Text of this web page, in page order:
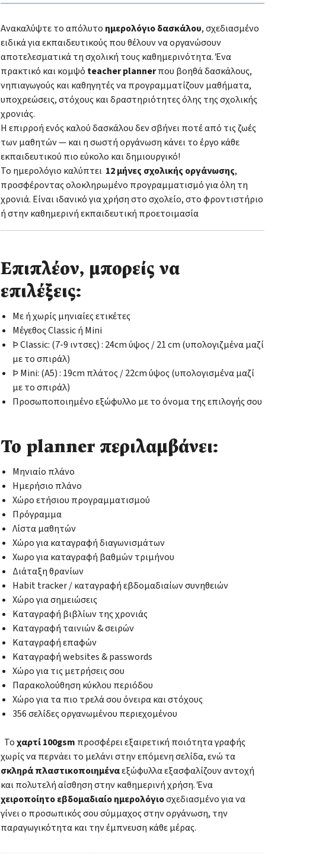
Ανακαλύψτε το απόλυτο ημερολόγιο δασκάλου, σχεδιασμένο
ειδικά για εκπαιδευτικούς που θέλουν να οργανώσουν
αποτελεσματικά τη σχολική τους καθημερινότητα. Ένα
πρακτικό και κομψό teacher plannerπου βοηθά δασκάλους,
νηπιαγωγούς και καθηγητές να προγραμματίζουν μαθήματα,
υποχρεώσεις, στόχους και δραστηριότητες όλης της σχολικής
χρονιάς.
Η επιρροή ενός καλού δασκάλου δεν σβήνει ποτέ από τις ζωές
των μαθητών — και η σωστή οργάνωση κάνει το έργο κάθε
εκπαιδευτικού πιο εύκολο και δημιουργικό!
Το ημερολόγιο καλύπτει 12 μήνες σχολικής οργάνωσης,
προσφέροντας ολοκληρωμένο προγραμματισμό για όλη τη
χρονιά. Είναι ιδανικό για χρήση στο σχολείο, στο φροντιστήριο
ή στην καθημερινή εκπαιδευτική προετοιμασία
Επιπλέον, μπορείς να
επιλέξεις:
Με ή χωρίς μηνιαίες ετικέτες
Μέγεθος Classic ή Mini
Þ Classic: (7-9 ιντσες) : 24cm ύψος / 21 cm (υπολογιζμένα μαζί
με το σπιράλ)
Þ Mini: (Α5) : 19cm πλάτος / 22cm ύψος (υπολογισμένα μαζί
με το σπιράλ)
Προσωποποιημένο εξώφυλλο με το όνομα της επιλογής σου
Το planner περιλαμβάνει:
Μηνιαίο πλάνο
Ημερήσιο πλάνο
Χώρο ετήσιου προγραμματισμού
Πρόγραμμα
Λίστα μαθητών
Χώρο για καταγραφή διαγωνισμάτων
Χωρο για καταγραφή βαθμών τριμήνου
Διάταξη θρανίων
Habit tracker / καταγραφή εβδομαδιαίων συνηθειών
Χώρο για σημειώσεις
Καταγραφή βιβλίων της χρονιάς
Καταγραφή ταινιών & σειρών
Καταγραφή επαφών
Καταγραφή websites & passwords
Χώρο για τις μετρήσεις σου
Παρακολούθηση κύκλου περιόδου
Χώρο για τα πιο τρελά σου όνειρα και στόχους
356 σελίδες οργανωμένου περιεχομένου
Τοχαρτί 100gsm προσφέρει εξαιρετική ποιότητα γραφής
χωρίς να περνάει το μελάνι στην επόμενη σελίδα, ενώ τα
σκληρά πλαστικοποιημέναεξώφυλλα εξασφαλίζουν αντοχή
και πολυτελή αίσθηση στην καθημερινή χρήση. Ένα
χειροποίητο εβδομαδιαίο ημερολόγιοσχεδιασμένο για να
γίνει ο προσωπικός σου σύμμαχος στην οργάνωση, την
παραγωγικότητα και την έμπνευση κάθε μέρας.